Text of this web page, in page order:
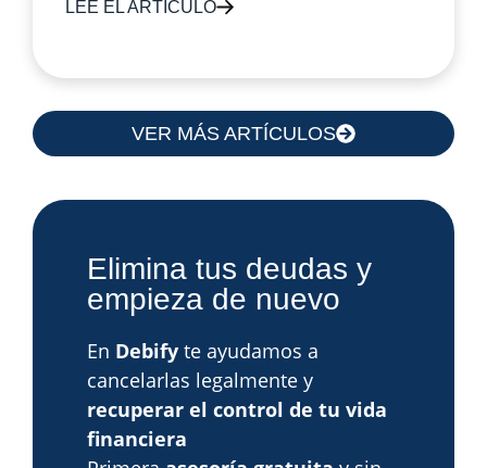
LEE EL ARTÍCULO
VER MÁS ARTÍCULOS
Elimina tus deudas y
empieza de nuevo
En Debify te ayudamos a
cancelarlas legalmente y
recuperar el control de tu vida
financiera